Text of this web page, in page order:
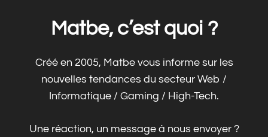
Matbe, c’est quoi ?
Créé en 2005, Matbe vous informe sur les
nouvelles tendances du secteur Web /
Informatique / Gaming / High-Tech.
Une réaction, un message à nous envoyer ?